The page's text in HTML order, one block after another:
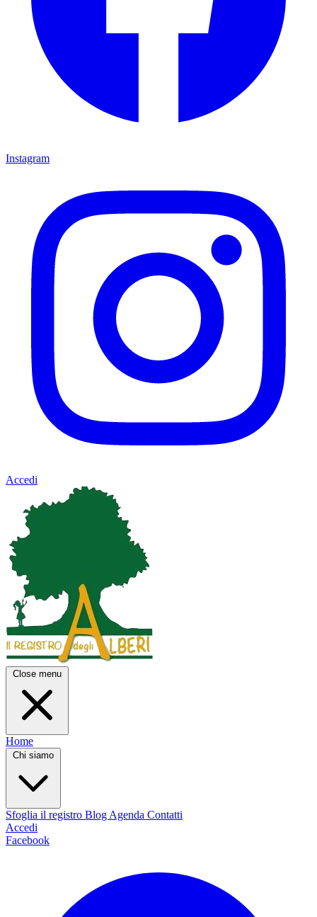
Instagram
Accedi
Close menu
Home
Chi siamo
Sfoglia il registro Blog Agenda Contatti
Accedi
Facebook